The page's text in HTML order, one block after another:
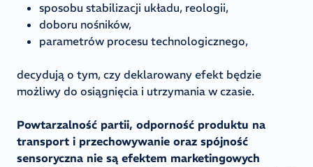
sposobu stabilizacji układu, reologii,
doboru nośników,
parametrów procesu technologicznego,
decydują o tym, czy deklarowany efekt będzie
możliwy do osiągnięcia i utrzymania w czasie.
Powtarzalność partii, odporność produktu na
transport i przechowywanie oraz spójność
sensoryczna nie są efektem marketingowych